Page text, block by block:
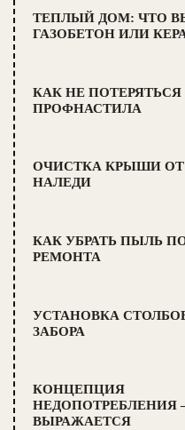
ТЕПЛЫЙ ДОМ: ЧТО
ГАЗОБЕТОН ИЛИ
КАК НЕ ПОТЕРЯТЬСЯ
ПРОФНАСТИЛА
ОЧИСТКА КРЫШИ ОТ
НАЛЕДИ
КАК УБРАТЬ ПЫЛЬ
РЕМОНТА
УСТАНОВКА
ЗАБОРА
КОНЦЕПЦИЯ
НЕДОПОТРЕБЛЕНИЯ
ВЫРАЖАЕТСЯ